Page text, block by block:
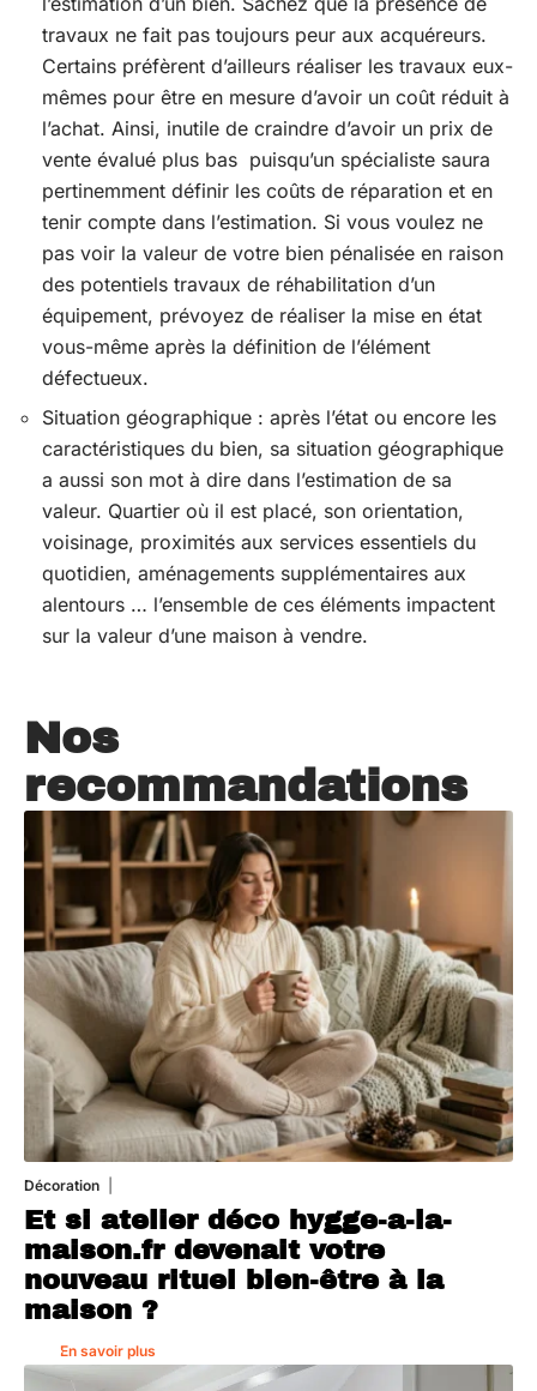
travaux ne fait pas toujours peur aux acquéreurs.
Certains préfèrent d’ailleurs réaliser les travaux eux-
mêmes pour être en mesure d’avoir un coût réduit à
l’achat. Ainsi, inutile de craindre d’avoir un prix de
vente évalué plus bas puisqu’un spécialiste saura
pertinemment définir les coûts de réparation et en
tenir compte dans l’estimation. Si vous voulez ne
pas voir la valeur de votre bien pénalisée en raison
des potentiels travaux de réhabilitation d’un
équipement, prévoyez de réaliser la mise en état
vous-même après la définition de l’élément
défectueux.
Situation géographique : après l’état ou encore les
caractéristiques du bien, sa situation géographique
a aussi son mot à dire dans l’estimation de sa
valeur. Quartier où il est placé, son orientation,
voisinage, proximités aux services essentiels du
quotidien, aménagements supplémentaires aux
alentours … l’ensemble de ces éléments impactent
sur la valeur d’une maison à vendre.
Nos
recommandations
Décoration
Et si atelier déco hygge-a-la-
maison.fr devenait votre
nouveau rituel bien-être à la
maison ?
En savoir plus